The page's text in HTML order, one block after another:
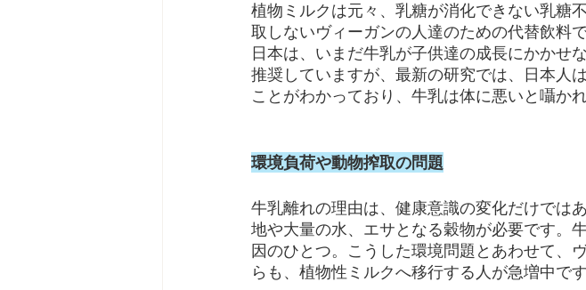
植物ミルクは元々、乳糖が消化できない乳糖
取しないヴィーガンの人達のための代替飲料で
日本は、いまだ牛乳が子供達の成長にかかせ
推奨していますが、最新の研究では、日本人
ことがわかっており、牛乳は体に悪いと囁か
環境負荷や動物搾取の問題
牛乳離れの理由は、健康意識の変化だけでは
地や大量の水、エサとなる穀物が必要です。
因のひとつ。こうした環境問題とあわせて、
らも、植物性ミルクへ移行する人が急増中です